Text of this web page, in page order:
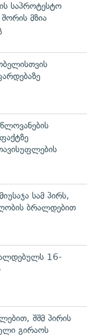
საპროტესტო
მზია
სამ პირს,
ბრალდებით
16-
შშმ პირის
გირაოს